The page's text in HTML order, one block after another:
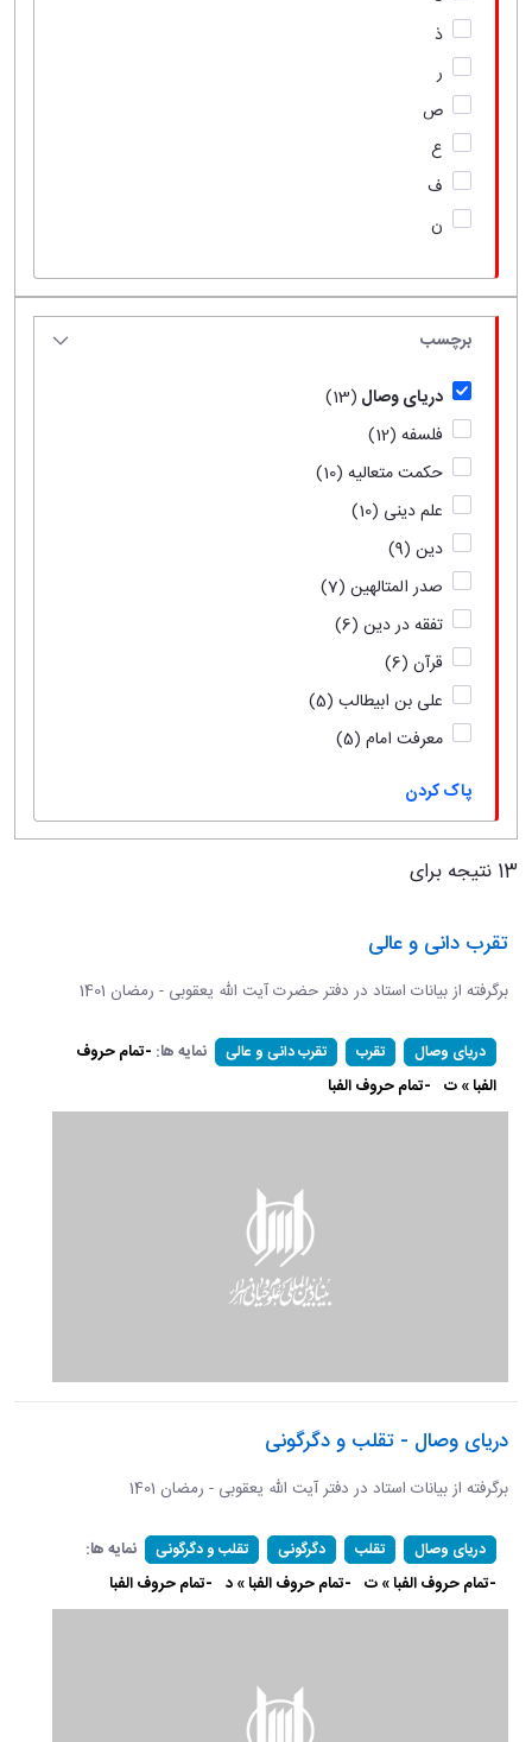
ذ
ر
ص
ع
ف
ن
برچسب
دریای وصال (13)
فلسفه (12)
حکمت متعالیه (10)
علم دینی (10)
دین (9)
صدر المتالهین (7)
تفقه در دین (6)
قرآن (6)
علی بن ابیطالب (5)
معرفت امام (5)
پاک کردن
13 نتیجه برای
تقرب دانی و عالی
برگرفته از بیانات استاد در دفتر حضرت آیت الله یعقوبی - رمضان 1401
دریای وصال تقرب تقرب دانی و عالی نمایه ها: -تمام حروف
الفبا » ت -تمام حروف الفبا
دریای وصال - تقلب و دگرگونی
برگرفته از بیانات استاد در دفتر آیت الله یعقوبی - رمضان 1401
دریای وصال تقلب دگرگونی تقلب و دگرگونی
نمایه ها:
-تمام حروف الفبا » ت -تمام حروف الفبا » د -تمام حروف الفبا